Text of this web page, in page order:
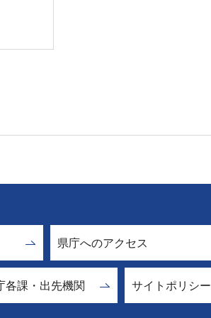
県庁へのアクセス
各課・出先機関 サイトポリシー